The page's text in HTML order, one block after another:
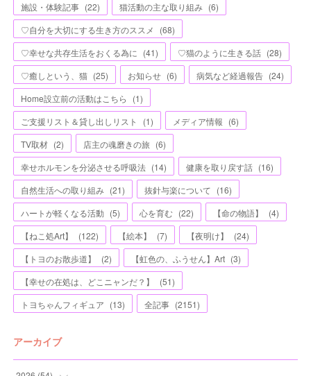
施設・体験記事 (22) 猫活動の主な取り組み (6)
♡自分を大切にする生き方のススメ
(68)
♡幸せな共存生活をおくる為に (41) ♡猫のように生きる話 (28)
♡癒しという、猫 (25) お知らせ (6) 病気など経過報告 (24)
Home設立前の活動はこちら
(1)
ご支援リスト＆貸し出しリスト
(1) メディア情報 (6)
TV取材 (2) 店主の魂磨きの旅 (6)
幸せホルモンを分泌させる呼吸法 (14) 健康を取り戻す話 (16)
自然生活への取り組み (21) 抜針与楽について (16)
ハートが軽くなる活動 (5) 心を育む (22) 【命の物語】 (4)
【ねこ処Art】
(122) 【絵本】 (7) 【夜明け】 (24)
【トヨのお散歩道】
(2) 【虹色の、ふうせん】Art (3)
【幸せの在処は、どこニャンだ？】
(51)
トヨちゃんフィギュア (13) 全記事 (2151)
アーカイブ